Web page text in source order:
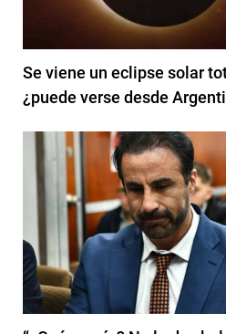
Se viene un eclipse solar
¿puede verse desde